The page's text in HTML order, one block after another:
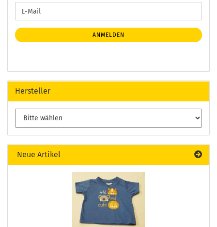
ZUR
ANMELDUNG
E-
Mail
ANMELDEN
Hersteller
Neue Artikel